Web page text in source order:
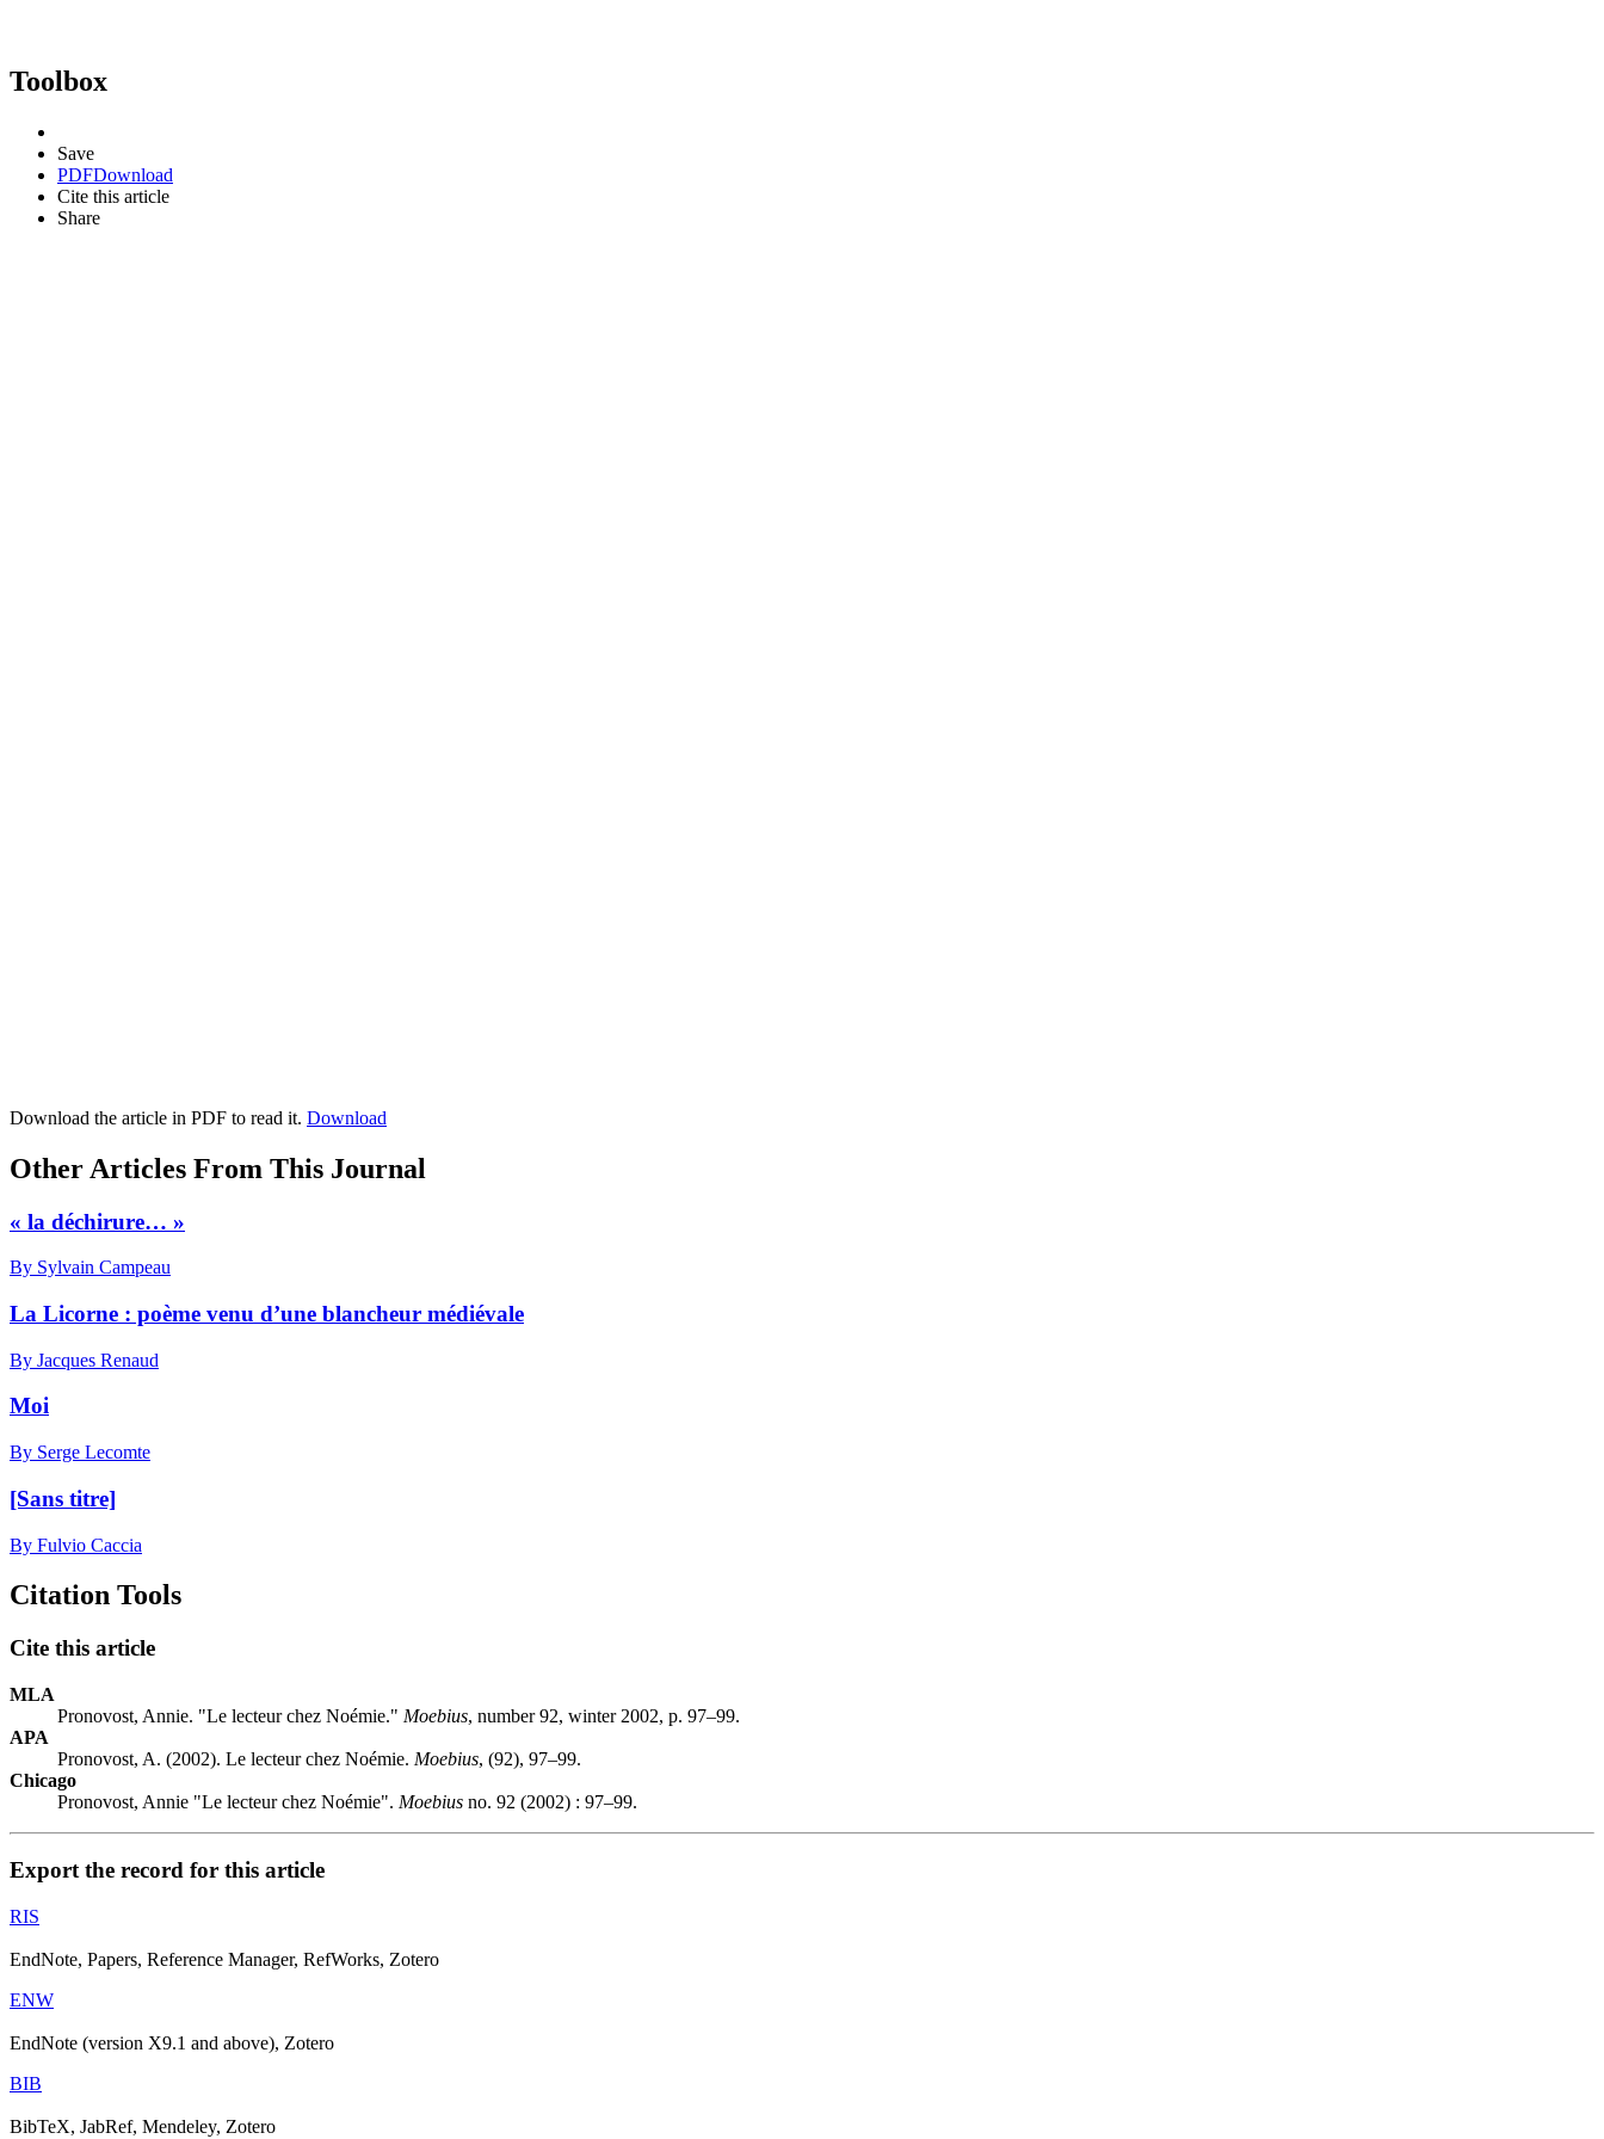
Toolbox
Save
PDFDownload
Cite this article
Share
Download the article in PDF to read it. Download
Other Articles From This Journal
« la déchirure… »
By Sylvain Campeau
La Licorne : poème venu d’une blancheur médiévale
By Jacques Renaud
Moi
By Serge Lecomte
[Sans titre]
By Fulvio Caccia
Citation Tools
Cite this article
MLA
Pronovost, Annie. "Le lecteur chez Noémie." Moebius, number 92, winter 2002, p. 97–99.
APA
Pronovost, A. (2002). Le lecteur chez Noémie. Moebius, (92), 97–99.
Chicago
Pronovost, Annie "Le lecteur chez Noémie". Moebius no. 92 (2002) : 97–99.
Export the record for this article
RIS
EndNote, Papers, Reference Manager, RefWorks, Zotero
ENW
EndNote (version X9.1 and above), Zotero
BIB
BibTeX, JabRef, Mendeley, Zotero